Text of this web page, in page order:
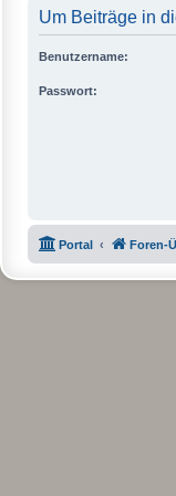
Um Beiträge in
Benutzername:
Passwort:
Portal Foren-